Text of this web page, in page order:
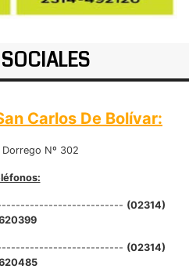
Carlos De Bolívar:
Dorrego Nº 302
(02314)
(02314)